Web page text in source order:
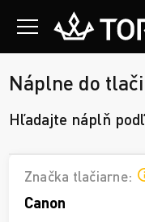
Náplne do
Hľadajte náplň
Značka tlačiarne:
Canon